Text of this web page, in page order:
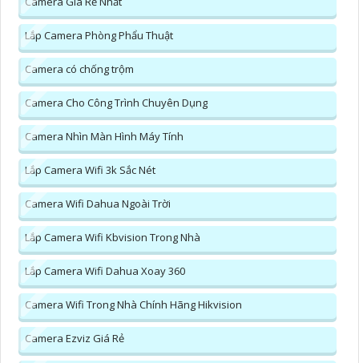
Lắp Camera Phòng Phẩu Thuật
Camera có chống trộm
Camera Cho Công Trình Chuyên Dụng
Camera Nhìn Màn Hình Máy Tính
Lắp Camera Wifi 3k Sắc Nét
Camera Wifi Dahua Ngoài Trời
Lắp Camera Wifi Kbvision Trong Nhà
Lắp Camera Wifi Dahua Xoay 360
Camera Wifi Trong Nhà Chính Hãng Hikvision
Camera Ezviz Giá Rẻ